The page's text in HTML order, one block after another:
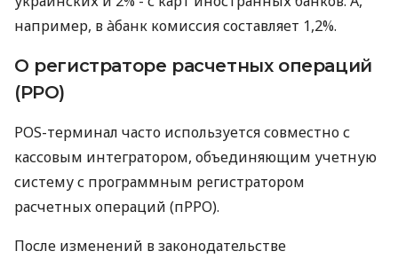
например, в àбанк комиссия составляет 1,2%.
О регистраторе расчетных операций
(РРО)
POS-терминал часто используется совместно с
кассовым интегратором, объединяющим учетную
систему с программным регистратором
расчетных операций (пРРО).
После изменений в законодательстве